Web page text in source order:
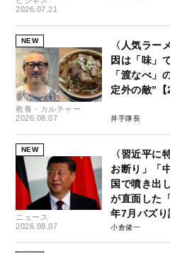
2026.07.21
NEW
教養・カルチャー
2026.08.07
〈人気ラー
因は「味」
「渡なべ」
定外の敵”【
井手隊長
NEW
ニュース
2026.08.07
〈習近平に
お断り」「
国で噴き出
が直面した
年7月バズり
小倉健一